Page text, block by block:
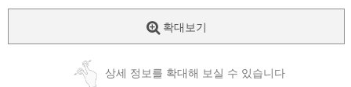
확대보기
상세 정보를 확대해 보실 수 있습니다